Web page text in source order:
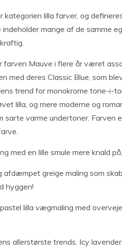
kategorien lilla farver, og
mange af de samme
farven Mauve i flere år været
med deres Classic Blue, som
trend for monokrome tone-i-
lilla, og mere moderne og
sarte varme undertoner. Farven
med en lille smule mere knald
afdæmpet greige maling som
hyggen!
lilla vægmaling med
allerstørste trends. Icy